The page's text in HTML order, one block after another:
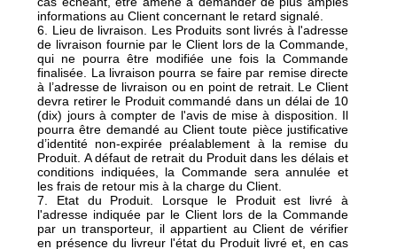
informations au Client concernant le retard signalé.
6. Lieu de livraison. Les Produits sont livrés à l'adresse
de livraison fournie par le Client lors de la Commande,
qui ne pourra être modifiée une fois la Commande
finalisée. La livraison pourra se faire par remise directe
à l’adresse de livraison ou en point de retrait. Le Client
devra retirer le Produit commandé dans un délai de 10
(dix) jours à compter de l'avis de mise à disposition. Il
pourra être demandé au Client toute pièce justificative
d’identité non-expirée préalablement à la remise du
Produit. A défaut de retrait du Produit dans les délais et
conditions indiquées, la Commande sera annulée et
les frais de retour mis à la charge du Client.
7. Etat du Produit. Lorsque le Produit est livré à
l'adresse indiquée par le Client lors de la Commande
par un transporteur, il appartient au Client de vérifier
en présence du livreur l'état du Produit livré et, en cas